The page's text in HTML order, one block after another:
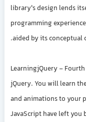
library's
programming
aided by its
jQuery. You
and
JavaScript